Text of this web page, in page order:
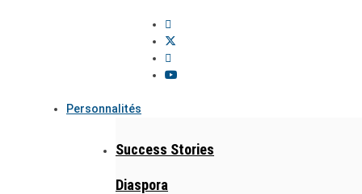
Personnalités
Success Stories
Diaspora